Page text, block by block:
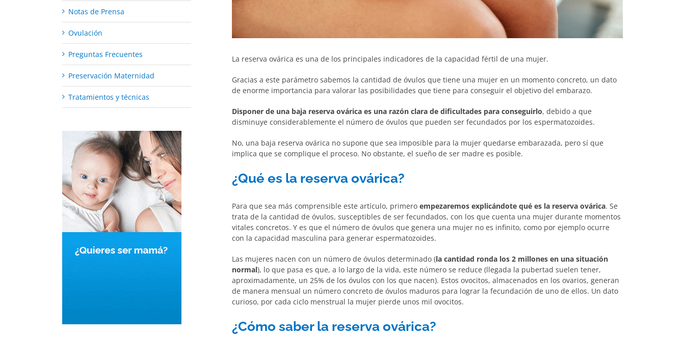
La reserva ovárica es una de los principales indicadores de la capacidad fértil de una mujer.
Gracias a este parámetro sabemos la cantidad de óvulos que tiene una mujer en un momento concreto, un dato
de enorme importancia para valorar las posibilidades que tiene para conseguir el objetivo del embarazo.
Disponer de una baja reserva ovárica es una razón clara de dificultades para conseguirlo, debido a que
disminuye considerablemente el número de óvulos que pueden ser fecundados por los espermatozoides.
No, una baja reserva ovárica no supone que sea imposible para la mujer quedarse embarazada, pero sí que
implica que se complique el proceso. No obstante, el sueño de ser madre es posible.
¿Qué es la reserva ovárica?
Para que sea más comprensible este artículo, primero empezaremos explicándote qué es la reserva ovárica. Se
trata de la cantidad de óvulos, susceptibles de ser fecundados, con los que cuenta una mujer durante momentos
vitales concretos. Y es que el número de óvulos que genera una mujer no es infinito, como por ejemplo ocurre
con la capacidad masculina para generar espermatozoides.
Las mujeres nacen con un número de óvulos determinado (la cantidad ronda los 2 millones en una situación
normal), lo que pasa es que, a lo largo de la vida, este número se reduce (llegada la pubertad suelen tener,
aproximadamente, un 25% de los óvulos con los que nacen). Estos ovocitos, almacenados en los ovarios, generan
de manera mensual un número concreto de óvulos maduros para lograr la fecundación de uno de ellos. Un dato
curioso, por cada ciclo menstrual la mujer pierde unos mil ovocitos.
¿Cómo saber la reserva ovárica?
Notas de Prensa
Ovulación
Preguntas Frecuentes
Preservación Maternidad
Tratamientos y técnicas